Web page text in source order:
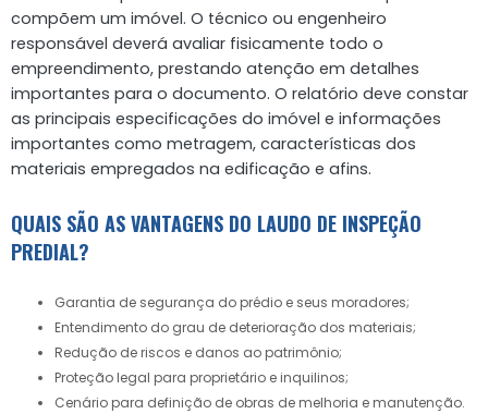
compõem um imóvel. O técnico ou engenheiro
responsável deverá avaliar fisicamente todo o
empreendimento, prestando atenção em detalhes
importantes para o documento. O relatório deve constar
as principais especificações do imóvel e informações
importantes como metragem, características dos
materiais empregados na edificação e afins.
QUAIS SÃO AS VANTAGENS DO LAUDO DE INSPEÇÃO
PREDIAL?
Garantia de segurança do prédio e seus moradores;
Entendimento do grau de deterioração dos materiais;
Redução de riscos e danos ao patrimônio;
Proteção legal para proprietário e inquilinos;
Cenário para definição de obras de melhoria e manutenção.